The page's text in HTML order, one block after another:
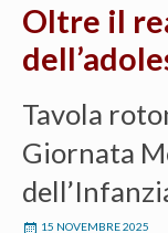
Oltre il
Tavola
Giornata
15 NOVEMBRE 2025